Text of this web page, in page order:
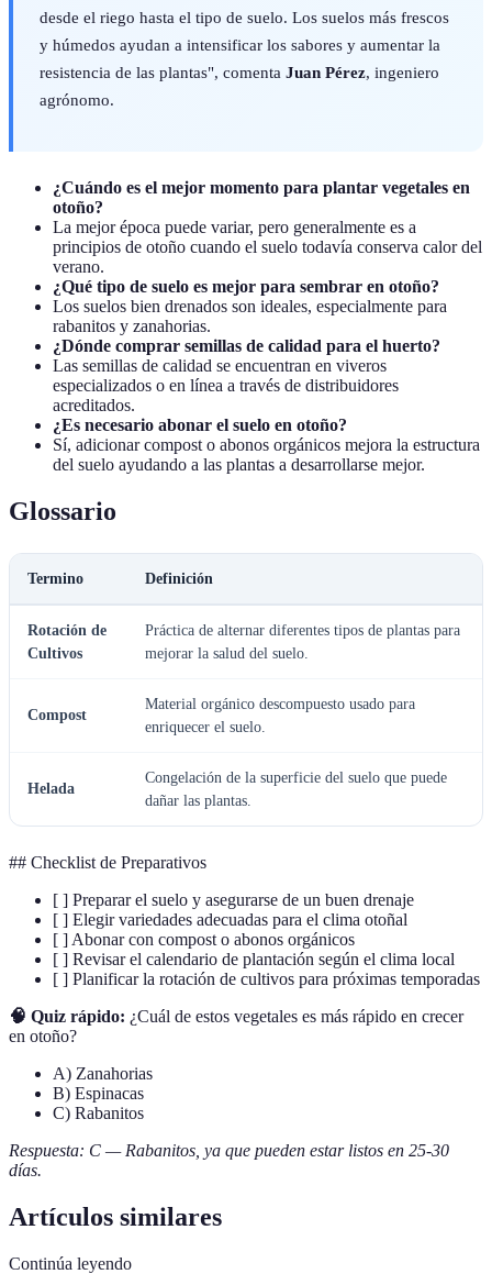
desde el riego hasta el tipo de suelo. Los suelos más frescos
y húmedos ayudan a intensificar los sabores y aumentar la
resistencia de las plantas", comenta Juan Pérez, ingeniero
agrónomo.
¿Cuándo es el mejor momento para plantar vegetales en
otoño?
La mejor época puede variar, pero generalmente es a
principios de otoño cuando el suelo todavía conserva calor del
verano.
¿Qué tipo de suelo es mejor para sembrar en otoño?
Los suelos bien drenados son ideales, especialmente para
rabanitos y zanahorias.
¿Dónde comprar semillas de calidad para el huerto?
Las semillas de calidad se encuentran en viveros
especializados o en línea a través de distribuidores
acreditados.
¿Es necesario abonar el suelo en otoño?
Sí, adicionar compost o abonos orgánicos mejora la estructura
del suelo ayudando a las plantas a desarrollarse mejor.
Glossario
Termino Definición
Rotación de
Cultivos
Práctica de alternar diferentes tipos de plantas para
mejorar la salud del suelo.
Compost
Material orgánico descompuesto usado para
enriquecer el suelo.
Helada
Congelación de la superficie del suelo que puede
dañar las plantas.
## Checklist de Preparativos
[ ] Preparar el suelo y asegurarse de un buen drenaje
[ ] Elegir variedades adecuadas para el clima otoñal
[ ] Abonar con compost o abonos orgánicos
[ ] Revisar el calendario de plantación según el clima local
[ ] Planificar la rotación de cultivos para próximas temporadas
🧠 Quiz rápido: ¿Cuál de estos vegetales es más rápido en crecer
en otoño?
A) Zanahorias
B) Espinacas
C) Rabanitos
Respuesta: C — Rabanitos, ya que pueden estar listos en 25-30
días.
Artículos similares
Continúa leyendo